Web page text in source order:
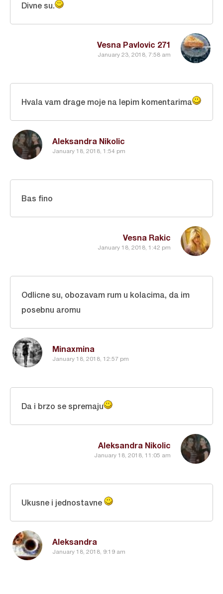
Vesna Pavlovic 271
January 23, 2018, 7:58 am
Divne su.
Aleksandra Nikolic
January 18, 2018, 1:54 pm
Hvala vam drage moje na lepim komentarima
Vesna Rakic
January 18, 2018, 1:42 pm
Bas fino
Minaxmina
January 18, 2018, 12:57 pm
Odlicne su, obozavam rum u kolacima, da im
posebnu aromu
Aleksandra Nikolic
January 18, 2018, 11:05 am
Da i brzo se spremaju
Aleksandra
January 18, 2018, 9:19 am
Ukusne i jednostavne